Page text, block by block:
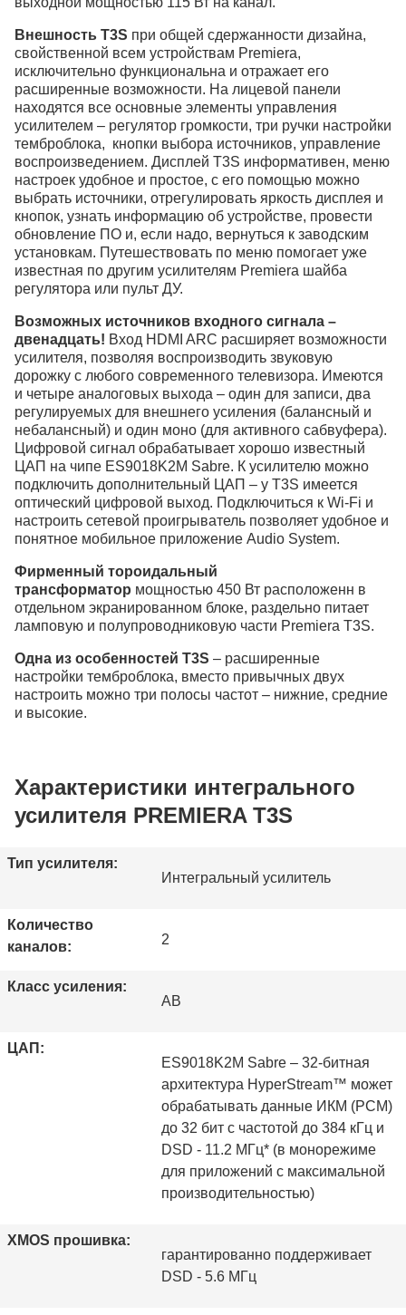
Внешность T3S при общей сдержанности дизайна,
свойственной всем устройствам Premiera,
исключительно функциональна и отражает его
расширенные возможности. На лицевой панели
находятся все основные элементы управления
усилителем – регулятор громкости, три ручки настройки
темброблока, кнопки выбора источников, управление
воспроизведением. Дисплей T3S информативен, меню
настроек удобное и простое, с его помощью можно
выбрать источники, отрегулировать яркость дисплея и
кнопок, узнать информацию об устройстве, провести
обновление ПО и, если надо, вернуться к заводским
установкам. Путешествовать по меню помогает уже
известная по другим усилителям Premiera шайба
регулятора или пульт ДУ.
Возможных источников входного сигнала –
двенадцать! Вход HDMI ARC расширяет возможности
усилителя, позволяя воспроизводить звуковую
дорожку с любого современного телевизора. Имеются
и четыре аналоговых выхода – один для записи, два
регулируемых для внешнего усиления (балансный и
небалансный) и один моно (для активного сабвуфера).
Цифровой сигнал обрабатывает хорошо известный
ЦАП на чипе ES9018K2M Sabre. К усилителю можно
подключить дополнительный ЦАП – у T3S имеется
оптический цифровой выход. Подключиться к Wi-Fi и
настроить сетевой проигрыватель позволяет удобное и
понятное мобильное приложение Audio System.
Фирменный тороидальный
трансформатор мощностью 450 Вт расположенн в
отдельном экранированном блоке, раздельно питает
ламповую и полупроводниковую части Premiera T3S.
Одна из особенностей T3S – расширенные
настройки темброблока, вместо привычных двух
настроить можно три полосы частот – нижние, средние
и высокие.
Характеристики интегрального
усилителя PREMIERA T3S
Тип усилителя:
Интегральный усилитель
Количество
каналов:
2
Класс усиления:
AB
ЦАП:
ES9018K2M Sabre – 32-битная
архитектура HyperStream™ может
обрабатывать данныe ИКМ (PCM)
до 32 бит с частотой до 384 кГц и
DSD - 11.2 МГц* (в монорежиме
для приложений с максимальной
производительностью)
XMOS прошивка:
гарантированно поддерживает
DSD - 5.6 МГц